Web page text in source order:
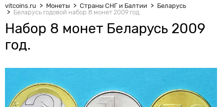
vitcoins.ru Монеты Страны СНГ и Балтии
Беларусь
Беларусь годовой набор 8 монет 2009 год.
Набор 8 монет Беларусь 2009
год.